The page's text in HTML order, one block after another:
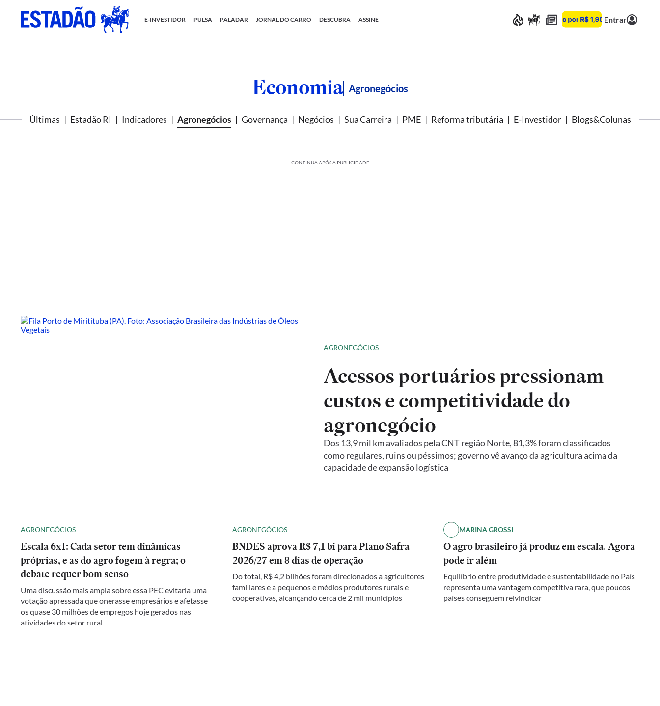
E-INVESTIDOR PULSA PALADAR JORNAL DO CARRO DESCUBRA ASSINE Entrar
Economia Agronegócios
Últimas Estadão RI Indicadores Agronegócios Governança Negócios Sua Carreira PME Reforma tributária E-Investidor Blogs&Colunas
CONTINUA APÓS A PUBLICIDADE
AGRONEGÓCIOS
Acessos portuários pressionam
custos e competitividade do
agronegócio
Dos 13,9 mil km avaliados pela CNT região Norte, 81,3% foram classificados
como regulares, ruins ou péssimos; governo vê avanço da agricultura acima da
capacidade de expansão logística
AGRONEGÓCIOS
Escala 6x1: Cada setor tem dinâmicas
próprias, e as do agro fogem à regra; o
debate requer bom senso
Uma discussão mais ampla sobre essa PEC evitaria uma
votação apressada que onerasse empresários e afetasse
os quase 30 milhões de empregos hoje gerados nas
atividades do setor rural
AGRONEGÓCIOS
BNDES aprova R$ 7,1 bi para Plano Safra
2026/27 em 8 dias de operação
Do total, R$ 4,2 bilhões foram direcionados a agricultores
familiares e a pequenos e médios produtores rurais e
cooperativas, alcançando cerca de 2 mil municípios
MARINA GROSSI
O agro brasileiro já produz em escala. Agora
pode ir além
Equilíbrio entre produtividade e sustentabilidade no País
representa uma vantagem competitiva rara, que poucos
países conseguem reivindicar